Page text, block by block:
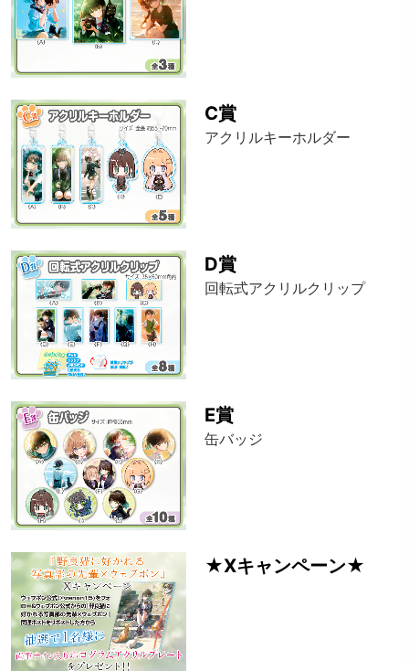
C賞
アクリルキーホルダー
D賞
回転式アクリルクリップ
E賞
缶バッジ
★Xキャンペーン★